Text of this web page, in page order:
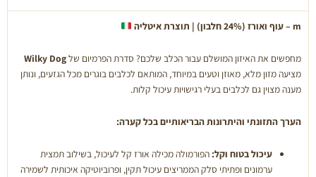
קילו
m – עוף ואורז (24% חלבון) | תוצרת איטליה
מחפשים את האיזון המושלם עבור הכלב שלכם? סדרת הפרמיום שלWilky Dog
מציעה מזון מלא, מאוזן וטעים במיוחד, המותאם לכלבים בוגרים מכל הגזעים, ונותן
מענה מצוין גם לכלבים בעלי רגישויות עיכול קלות.
הערך התזונתי והיתרונות הבריאותיים בכל קערה:
עיכול בטוח וקל: הפורמולה מכילה אורז קל לעיכול, בשילוב תמצית
ערמונים ופתיתי סלק הממריצים עיכול תקין, ופרוביוטיקה איכותית לשמירה